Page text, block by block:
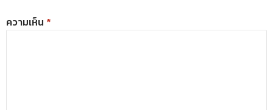
ความเห็น *